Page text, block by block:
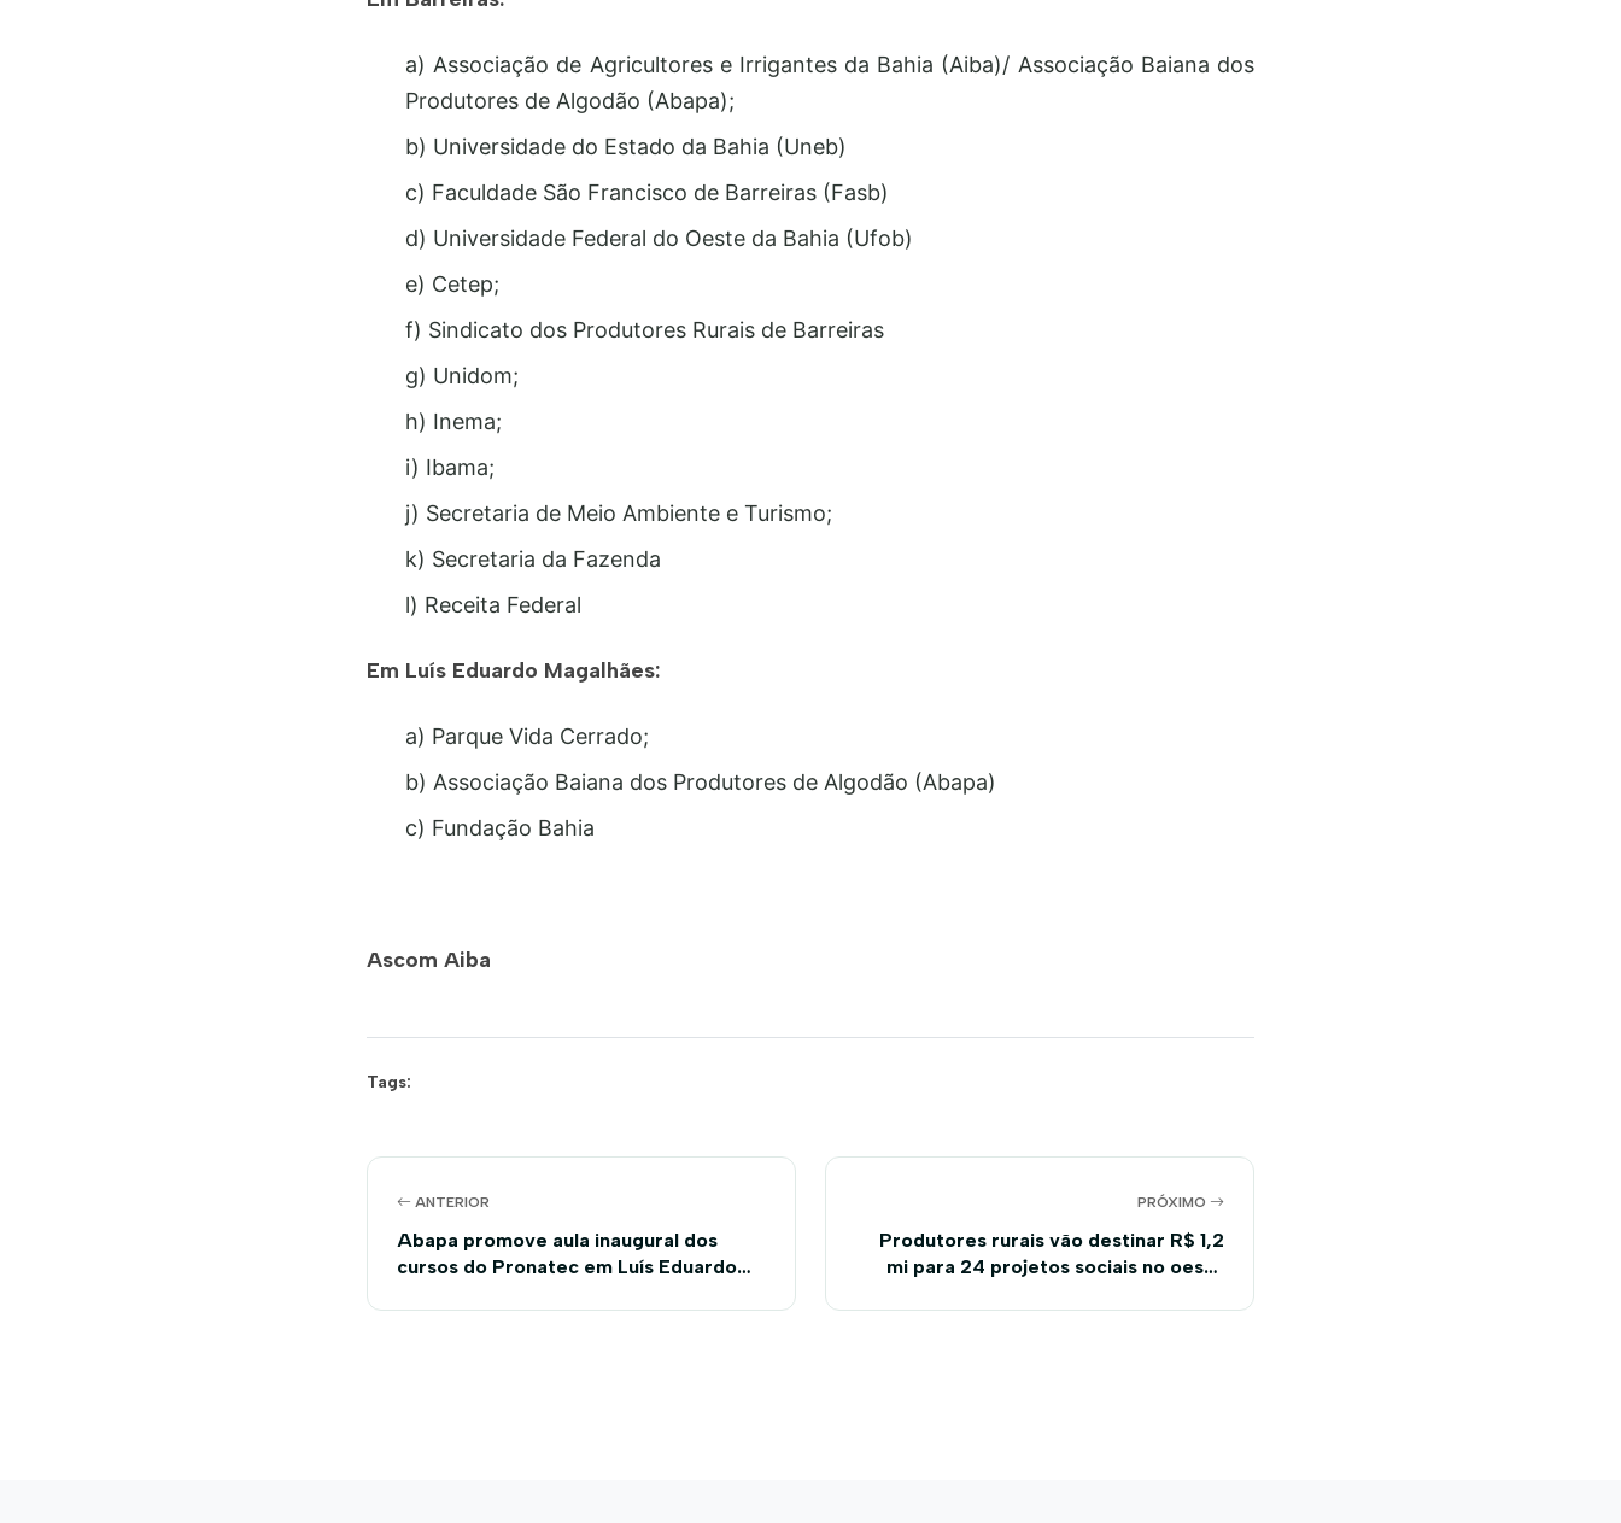
a) Associação de Agricultores e Irrigantes da Bahia (Aiba)/ Associação Baiana dos
Produtores de Algodão (Abapa);
b) Universidade do Estado da Bahia (Uneb)
c) Faculdade São Francisco de Barreiras (Fasb)
d) Universidade Federal do Oeste da Bahia (Ufob)
e) Cetep;
f) Sindicato dos Produtores Rurais de Barreiras
g) Unidom;
h) Inema;
i) Ibama;
j) Secretaria de Meio Ambiente e Turismo;
k) Secretaria da Fazenda
l) Receita Federal
Em Luís Eduardo Magalhães:
a) Parque Vida Cerrado;
b) Associação Baiana dos Produtores de Algodão (Abapa)
c) Fundação Bahia
Ascom Aiba
Tags:
ANTERIOR
Abapa promove aula inaugural dos
cursos do Pronatec em Luís Eduardo
PRÓXIMO
Produtores rurais vão destinar R$ 1,2
mi para 24 projetos sociais no oeste